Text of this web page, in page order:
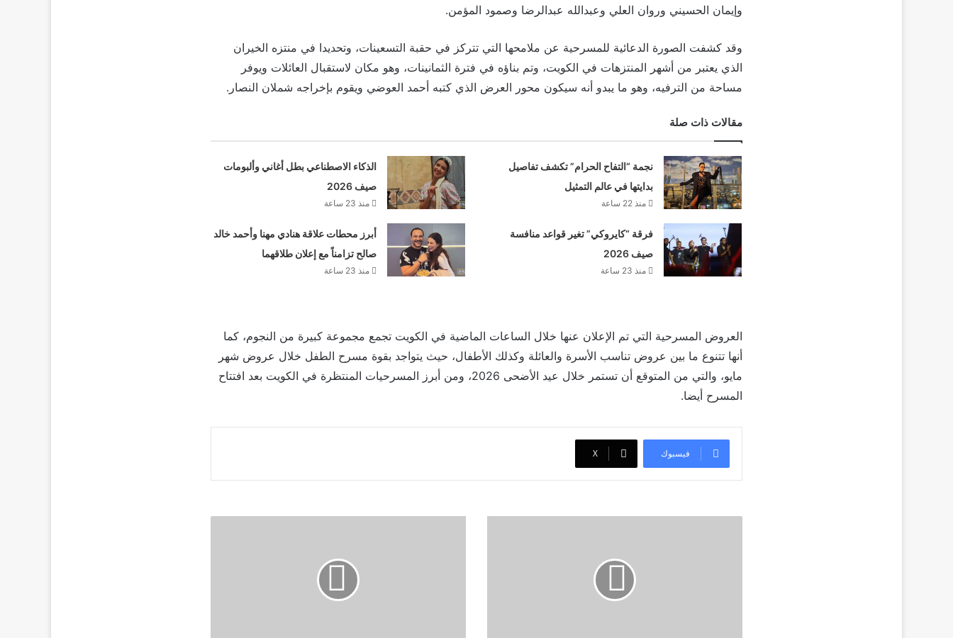
وإيمان الحسيني وروان العلي وعبدالله عبدالرضا وصمود المؤمن.
وقد كشفت الصورة الدعائية للمسرحية عن ملامحها التي تتركز في حقبة التسعينات، وتحديدا في منتزه الخيران
الذي يعتبر من أشهر المنتزهات في الكويت، وتم بناؤه في فترة الثمانينات، وهو مكان لاستقبال العائلات ويوفر
مساحة من الترفيه، وهو ما يبدو أنه سيكون محور العرض الذي كتبه أحمد العوضي ويقوم بإخراجه شملان النصار.
مقالات ذات صلة
نجمة “التفاح الحرام” تكشف تفاصيل
بدايتها في عالم التمثيل
منذ 22 ساعة
الذكاء الاصطناعي بطل أغاني وألبومات
صيف 2026
منذ 23 ساعة
فرقة “كايروكي” تغير قواعد منافسة
صيف 2026
منذ 23 ساعة
أبرز محطات علاقة هنادي مهنا وأحمد خالد
صالح تزامناً مع إعلان طلاقهما
منذ 23 ساعة
العروض المسرحية التي تم الإعلان عنها خلال الساعات الماضية في الكويت تجمع مجموعة كبيرة من النجوم، كما
أنها تتنوع ما بين عروض تناسب الأسرة والعائلة وكذلك الأطفال، حيث يتواجد بقوة مسرح الطفل خلال عروض شهر
مايو، والتي من المتوقع أن تستمر خلال عيد الأضحى 2026، ومن أبرز المسرحيات المنتظرة في الكويت بعد افتتاح
المسرح أيضا.
فيسبوك ‫X